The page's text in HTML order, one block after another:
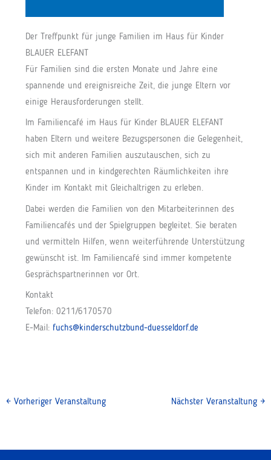
Der Treffpunkt für junge Familien im Haus für Kinder
BLAUER ELEFANT
Für Familien sind die ersten Monate und Jahre eine
spannende und ereignisreiche Zeit, die junge Eltern vor
einige Herausforderungen stellt.
Im Familiencafé im Haus für Kinder BLAUER ELEFANT
haben Eltern und weitere Bezugspersonen die Gelegenheit,
sich mit anderen Familien auszutauschen, sich zu
entspannen und in kindgerechten Räumlichkeiten ihre
Kinder im Kontakt mit Gleichaltrigen zu erleben.
Dabei werden die Familien von den Mitarbeiterinnen des
Familiencafés und der Spielgruppen begleitet. Sie beraten
und vermitteln Hilfen, wenn weiterführende Unterstützung
gewünscht ist. Im Familiencafé sind immer kompetente
Gesprächspartnerinnen vor Ort.
Kontakt
Telefon: 0211/6170570
E-Mail: fuchs@kinderschutzbund-duesseldorf.de
←Vorheriger Veranstaltung Nächster Veranstaltung →